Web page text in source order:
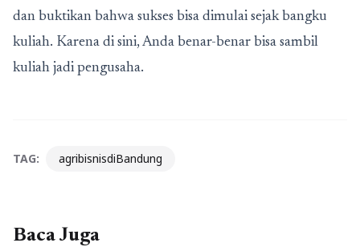
dan buktikan bahwa sukses bisa dimulai sejak bangku
kuliah. Karena di sini, Anda benar-benar bisa sambil
kuliah jadi pengusaha.
TAG: agribisnisdiBandung
Baca Juga